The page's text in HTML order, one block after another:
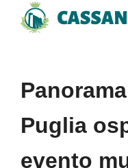
Puglia
evento